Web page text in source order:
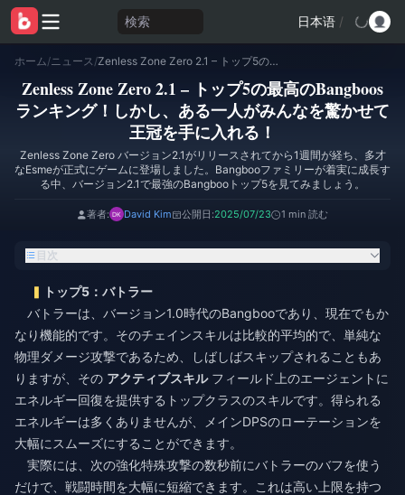
検索 日本语 /
ホーム/ニュース / Zenless Zone Zero 2.1 – トップ5の最高のBangboosランキング！しかし、ある一人がみんなを驚かせて王冠を手に入れる！
Zenless Zone Zero 2.1 – トップ5の最高のBangboos
ランキング！しかし、ある一人がみんなを驚かせて
王冠を手に入れる！
Zenless Zone Zero バージョン2.1がリリースされてから1週間が経ち、多才
なEsmeが正式にゲームに登場しました。Bangbooファミリーが着実に成長す
る中、バージョン2.1で最強のBangbooトップ5を見てみましょう。
著者: David Kim 公開日:2025/07/23 1 min 読む
目次
トップ5：バトラー
バトラーは、バージョン1.0時代のBangbooであり、現在でもか
なり機能的です。そのチェインスキルは比較的平均的で、単純な
物理ダメージ攻撃であるため、しばしばスキップされることもあ
りますが、その アクティブスキルフィールド上のエージェントに
エネルギー回復を提供するトップクラスのスキルです。得られる
エネルギーは多くありませんが、メインDPSのローテーションを
大幅にスムーズにすることができます。
実際には、次の強化特殊攻撃の数秒前にバトラーのバフを使う
だけで、戦闘時間を大幅に短縮できます。これは高い上限を持つ